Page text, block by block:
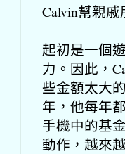
Calvin幫親
起初是一個
力。因此，
些金額太大
年，他每年
手機中的基
動作，越來